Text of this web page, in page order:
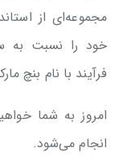
مجموعه‌ای از
خود را نسبت به
فرآیند با نام بنچ
انجام می‌شود.